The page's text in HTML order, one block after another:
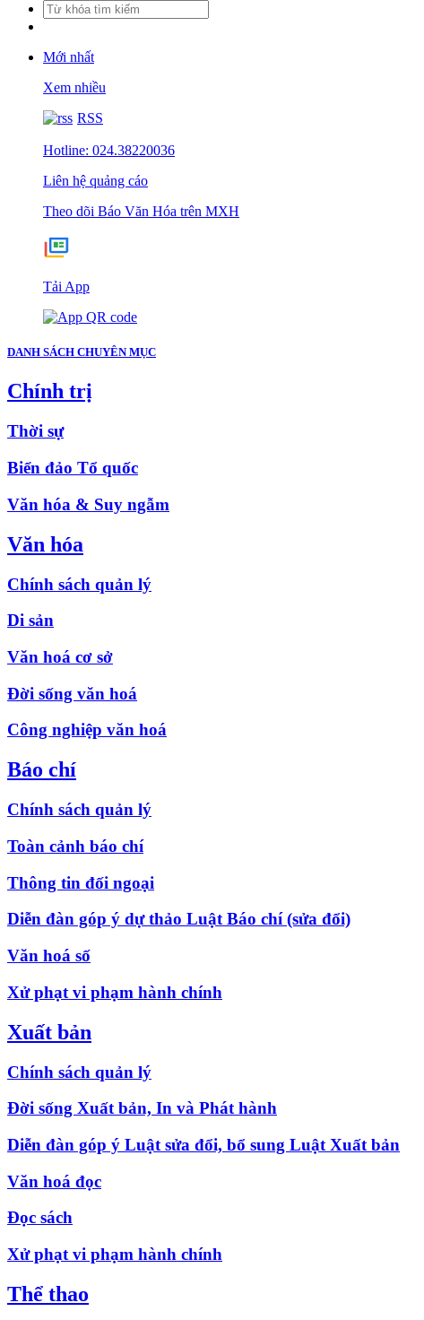
Mới nhất
Xem nhiều
RSS
Hotline: 024.38220036
Liên hệ quảng cáo
Theo dõi Báo Văn Hóa trên MXH
Tải App
DANH SÁCH CHUYÊN MỤC
Chính trị
Thời sự
Biển đảo Tổ quốc
Văn hóa & Suy ngẫm
Văn hóa
Chính sách quản lý
Di sản
Văn hoá cơ sở
Đời sống văn hoá
Công nghiệp văn hoá
Báo chí
Chính sách quản lý
Toàn cảnh báo chí
Thông tin đối ngoại
Diễn đàn góp ý dự thảo Luật Báo chí (sửa đổi)
Văn hoá số
Xử phạt vi phạm hành chính
Xuất bản
Chính sách quản lý
Đời sống Xuất bản, In và Phát hành
Diễn đàn góp ý Luật sửa đổi, bổ sung Luật Xuất bản
Văn hoá đọc
Đọc sách
Xử phạt vi phạm hành chính
Thể thao